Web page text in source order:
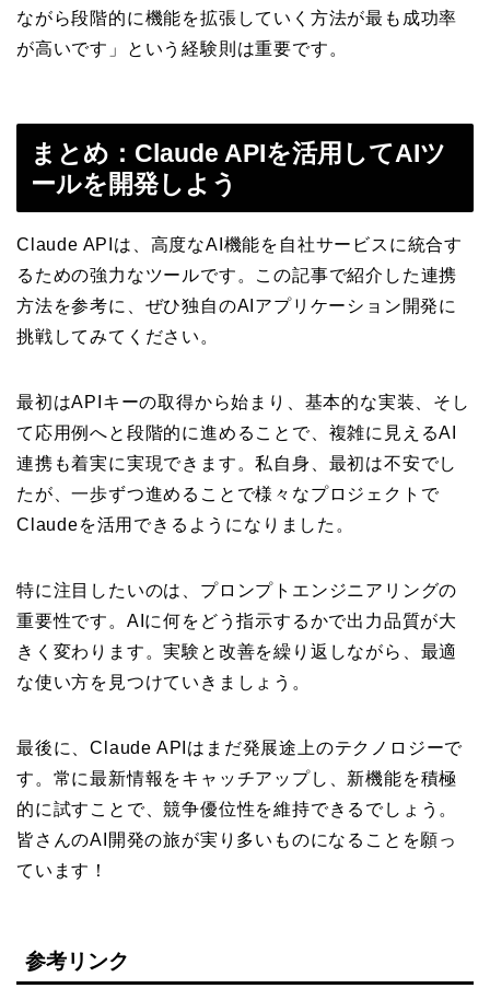
ながら段階的に機能を拡張していく方法が最も成功率
が高いです」という経験則は重要です。
まとめ：Claude APIを活用してAIツ
ールを開発しよう
Claude APIは、高度なAI機能を自社サービスに統合す
るための強力なツールです。この記事で紹介した連携
方法を参考に、ぜひ独自のAIアプリケーション開発に
挑戦してみてください。
最初はAPIキーの取得から始まり、基本的な実装、そし
て応用例へと段階的に進めることで、複雑に見えるAI
連携も着実に実現できます。私自身、最初は不安でし
たが、一歩ずつ進めることで様々なプロジェクトで
Claudeを活用できるようになりました。
特に注目したいのは、プロンプトエンジニアリングの
重要性です。AIに何をどう指示するかで出力品質が大
きく変わります。実験と改善を繰り返しながら、最適
な使い方を見つけていきましょう。
最後に、Claude APIはまだ発展途上のテクノロジーで
す。常に最新情報をキャッチアップし、新機能を積極
的に試すことで、競争優位性を維持できるでしょう。
皆さんのAI開発の旅が実り多いものになることを願っ
ています！
参考リンク